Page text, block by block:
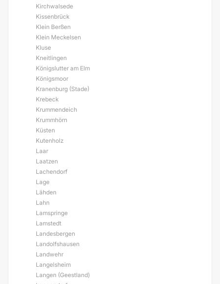
Kirchwalsede
Kissenbrück
Klein Berßen
Klein Meckelsen
Kluse
Kneitlingen
Königslutter am Elm
Königsmoor
Kranenburg (Stade)
Krebeck
Krummendeich
Krummhörn
Küsten
Kutenholz
Laar
Laatzen
Lachendorf
Lage
Lähden
Lahn
Lamspringe
Lamstedt
Landesbergen
Landolfshausen
Landwehr
Langelsheim
Langen (Geestland)